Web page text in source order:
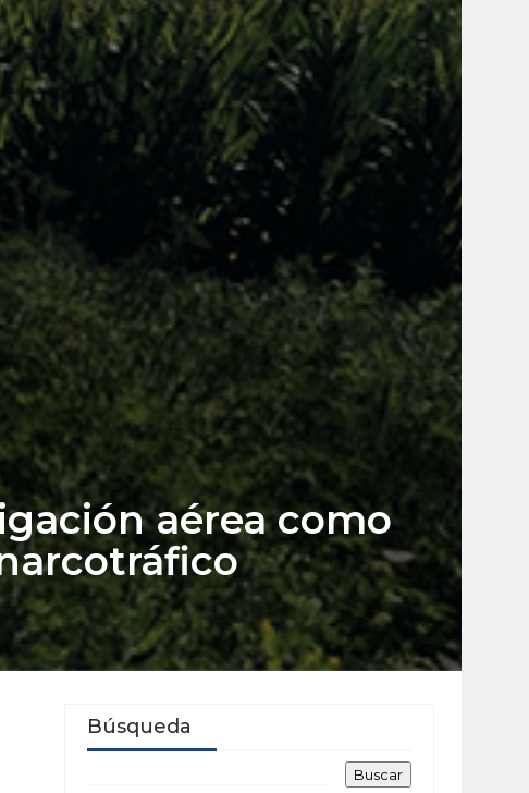
aérea como
Búsqueda